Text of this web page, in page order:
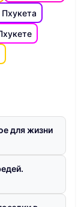
для жизни